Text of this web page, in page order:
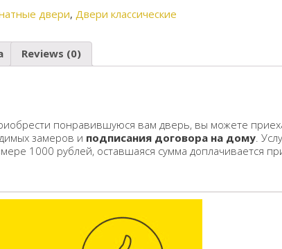
ат
двери, Двери классические
Reviews (0)
понравившуюся вам дверь, вы можете
замеров и подписания договора на дому .
1000 рублей, оставшаяся сумма доплачивается